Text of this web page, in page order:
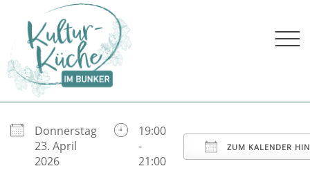
content
Donnerstag
23. April
2026
19:00
-
21:00
ZUM KALENDER
ICS herunterladen Google Kalender